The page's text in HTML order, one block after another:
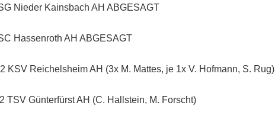
Nieder Kainsbach AH ABGESAGT
Hassenroth AH ABGESAGT
KSV Reichelsheim AH (3x M. Mattes, je 1x V. Hofmann, S. Rug)
TSV Günterfürst AH (C. Hallstein, M. Forscht)